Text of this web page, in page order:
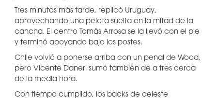
Tres minutos más tarde, replicó Uruguay,
aprovechando una pelota suelta en la mitad de la
cancha. El centro Tomás Arrosa se la llevó con el pie
y terminó apoyando bajo los postes.
Chile volvió a ponerse arriba con un penal de Wood,
pero Vicente Daneri sumó también de a tres cerca
de la media hora.
Con tiempo cumplido, los backs de celeste